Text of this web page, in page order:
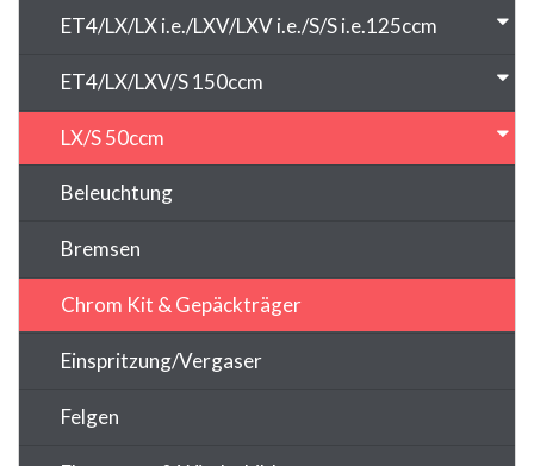
ET4/LX/LX i.e./LXV/LXV i.e./S/S i.e.125ccm
ET4/LX/LXV/S 150ccm
LX/S 50ccm
Beleuchtung
Bremsen
Chrom Kit & Gepäckträger
Einspritzung/Vergaser
Felgen